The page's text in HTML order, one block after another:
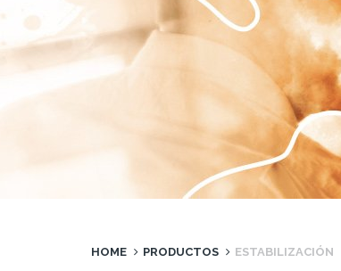
HOME PRODUCTOS ESTABILIZACIÓN